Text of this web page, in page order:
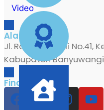
Video
Alamat
Jl. Rangga Wuni No.41,
Kabupaten
Find Us